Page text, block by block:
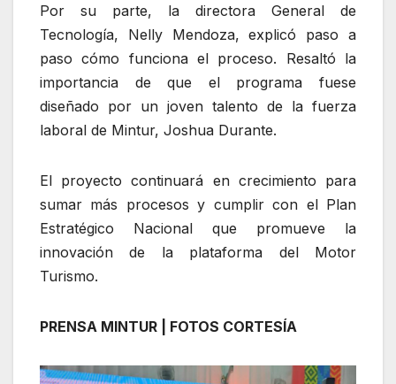
Por su parte, la directora General de
Tecnología, Nelly Mendoza, explicó paso a
paso cómo funciona el proceso. Resaltó la
importancia de que el programa fuese
diseñado por un joven talento de la fuerza
laboral de Mintur, Joshua Durante.
El proyecto continuará en crecimiento para
sumar más procesos y cumplir con el Plan
Estratégico Nacional que promueve la
innovación de la plataforma del Motor
Turismo.
PRENSA MINTUR | FOTOS CORTESÍA